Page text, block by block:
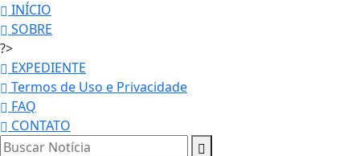
INÍCIO
SOBRE
?>
EXPEDIENTE
Termos de Uso e Privacidade
FAQ
CONTATO
Termos de Uso e Privacidade